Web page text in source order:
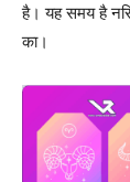
है। यह समय है
का।